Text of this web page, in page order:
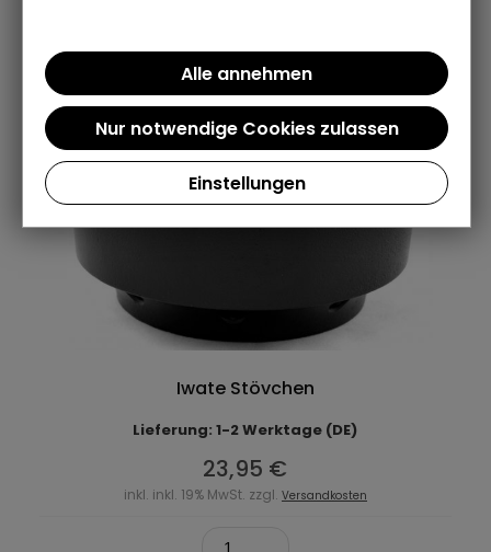
Iwate Stövchen
Lieferung: 1-2 Werktage (DE)
23,95 €
inkl. inkl. 19% MwSt. zzgl. Versandkosten
Einstellungen